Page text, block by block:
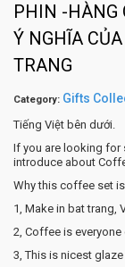
PHIN -HÀNG
Ý NGHĨA
TRANG
Category: Gifts
Tiếng Việt bên dưới.
If you are looking for
introduce about
Why this coffee set
1, Make in bat trang,
2, Coffee is everyone
3, This is nicest